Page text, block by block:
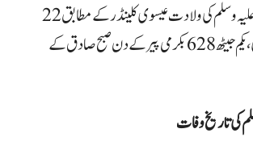
حضرت محمد صلی اللہ علیہ وسلم کی ولادت عیسوی کلینڈر کے مطابق 22
اپریل 571 عیسوی، یکم جیٹھ 628 بکرمی پیر کے دن صبح صادق کے
کی تاریخ وفات